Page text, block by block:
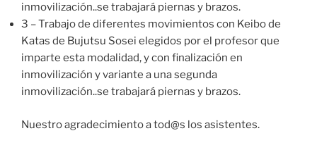
inmovilización..se trabajará piernas y brazos.
3 – Trabajo de diferentes movimientos con Keibo de
Katas de Bujutsu Sosei elegidos por el profesor que
imparte esta modalidad, y con finalización en
inmovilización y variante a una segunda
inmovilización..se trabajará piernas y brazos.
Nuestro agradecimiento a tod@s los asistentes.